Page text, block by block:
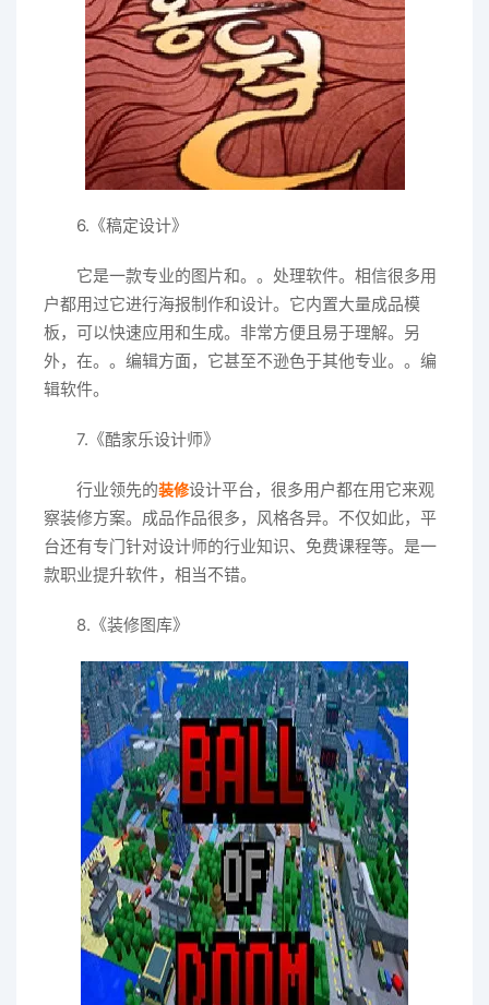
6.《稿定设计》
它是一款专业的图片和。。处理软件。相信很多用
户都用过它进行海报制作和设计。它内置大量成品模
板，可以快速应用和生成。非常方便且易于理解。另
外，在。。编辑方面，它甚至不逊色于其他专业。。编
辑软件。
7.《酷家乐设计师》
行业领先的装修设计平台，很多用户都在用它来观
察装修方案。成品作品很多，风格各异。不仅如此，平
台还有专门针对设计师的行业知识、免费课程等。是一
款职业提升软件，相当不错。
8.《装修图库》